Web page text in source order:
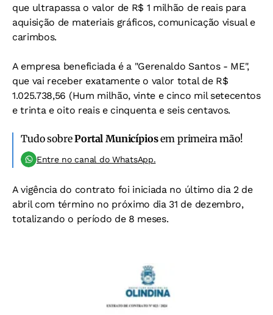
que ultrapassa o valor de R$ 1 milhão de reais para
aquisição de materiais gráficos, comunicação visual e
carimbos.
A empresa beneficiada é a "Gerenaldo Santos - ME",
que vai receber exatamente o valor total de R$
1.025.738,56 (Hum milhão, vinte e cinco mil setecentos
e trinta e oito reais e cinquenta e seis centavos.
Tudo sobrePortal Municípiosem primeira mão!
Entre no canal do WhatsApp.
A vigência do contrato foi iniciada no último dia 2 de
abril com término no próximo dia 31 de dezembro,
totalizando o período de 8 meses.